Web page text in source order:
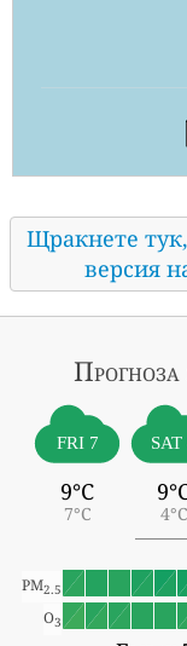
Щракнете
версия
Прогноза
FRI 7
9°C
7°C
SAT
4°C
PM2.5
O3